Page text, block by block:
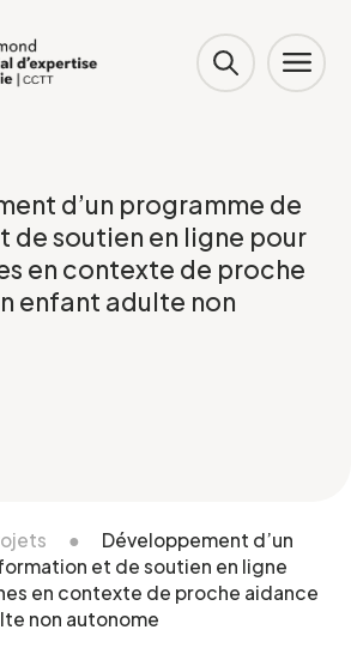
●
Développement d’un
et de soutien en ligne
en contexte de proche aidance
non autonome
d’un programme de
de soutien en ligne pour
en contexte de proche
enfant adulte non